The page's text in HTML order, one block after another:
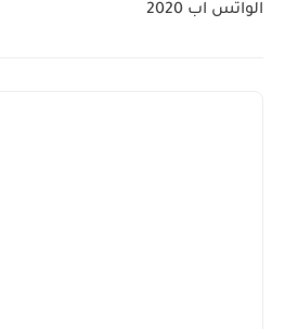
الواتس اب 2020